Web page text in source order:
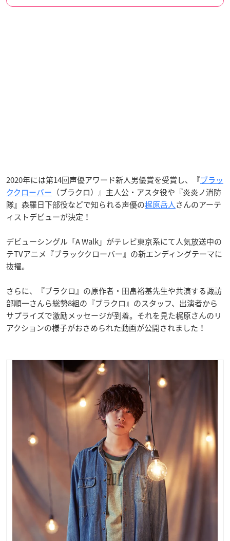
2020年には第14回声優アワード新人男優賞を受賞し、『ブラッ
ククローバー （ブラクロ）』主人公・アスタ役や『炎炎ノ消防
隊』森羅日下部役などで知られる声優の梶原岳人さんのアーテ
ィストデビューが決定！
デビューシングル「A Walk」がテレビ東京系にて人気放送中の
テTVアニメ『ブラッククローバー』の新エンディングテーマに
抜擢。
さらに、『ブラクロ』の原作者・田畠裕基先生や共演する諏訪
部順一さんら総勢8組の『ブラクロ』のスタッフ、出演者から
サプライズで激励メッセージが到着。それを見た梶原さんのリ
アクションの様子がおさめられた動画が公開されました！